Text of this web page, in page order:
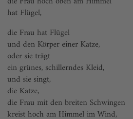
hat Flügel,
die Frau hat Flügel
und den Körper einer Katze,
oder sie trägt
ein grünes, schillerndes Kleid,
und sie singt,
die Katze,
die Frau mit den breiten Schwingen
kreist hoch am Himmel im Wind,